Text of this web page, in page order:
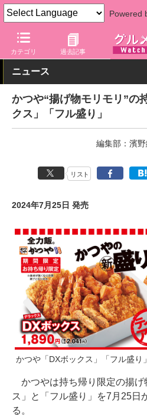
Powered
カテゴリ 過去記事
グルメ Watch 店舗 丼もの かつ
ニュース
かつや“揚げ物モリモリ”の
クス」「フル盛り」
編集部：濱
リスト
2024年7月25日 発売
かつや「DXボックス」「フル盛り」
かつやは持ち帰り限定の揚げ
ス」と「フル盛り」を7月25日
る。